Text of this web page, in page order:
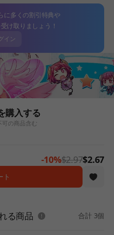
に多くの割引特典や
け取りましょう！
イン
購入する
の商品含む
-10%$2.97$2.67
ト
る商品 合計 3個